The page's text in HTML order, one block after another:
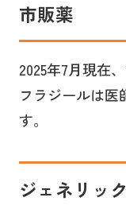
市販薬
2025年7月現在
フラジールは
す。
ジェネリッ